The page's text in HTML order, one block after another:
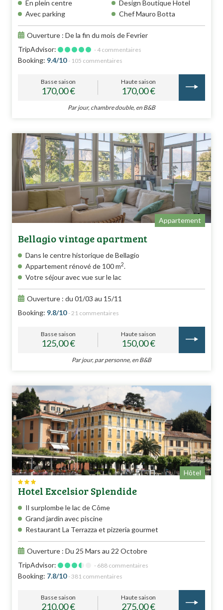
En plein centre
Design Boutique Hotel
Avec parking
Chef Mauro Botta
Ouverture : De la fin du mois de Fevrier
TripAdvisor:
- 4 commentaires
Booking: 9.4/10 - 105 commentaires
Basse saison
170,00 €
Haute saison
170,00 €
Par jour, chambre double, en B&B
Appartement
Bellagio vintage apartment
Dans le centre historique de Bellagio
Appartement rénové de 100 m2.
Votre séjour avec vue sur le lac
Ouverture : du 01/03 au 15/11
Booking: 9.8/10 - 21 commentaires
Basse saison
125,00 €
Haute saison
150,00 €
Par jour, par personne, en B&B
Hôtel
Hotel Excelsior Splendide
Il surplombe le lac de Côme
Grand jardin avec piscine
Restaurant La Terrazza et pizzeria gourmet
Ouverture : Du 25 Mars au 22 Octobre
TripAdvisor:
- 688 commentaires
Booking: 7.8/10 - 381 commentaires
Basse saison
210,00 €
Haute saison
275,00 €